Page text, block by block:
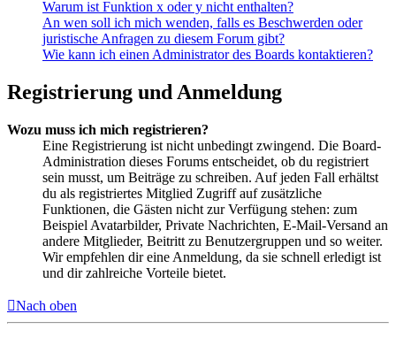
Warum ist Funktion x oder y nicht enthalten?
An wen soll ich mich wenden, falls es Beschwerden oder
juristische Anfragen zu diesem Forum gibt?
Wie kann ich einen Administrator des Boards kontaktieren?
Registrierung und Anmeldung
Wozu muss ich mich registrieren?
Eine Registrierung ist nicht unbedingt zwingend. Die Board-
Administration dieses Forums entscheidet, ob du registriert
sein musst, um Beiträge zu schreiben. Auf jeden Fall erhältst
du als registriertes Mitglied Zugriff auf zusätzliche
Funktionen, die Gästen nicht zur Verfügung stehen: zum
Beispiel Avatarbilder, Private Nachrichten, E-Mail-Versand an
andere Mitglieder, Beitritt zu Benutzergruppen und so weiter.
Wir empfehlen dir eine Anmeldung, da sie schnell erledigt ist
und dir zahlreiche Vorteile bietet.
Nach oben